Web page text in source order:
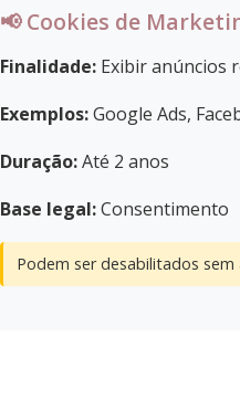
📢 Cookies de
Finalidade: Exibir anúncios
Exemplos:Google Ads,
Duração:Até 2 anos
Base legal:Consentimento
Podem ser desabilitados